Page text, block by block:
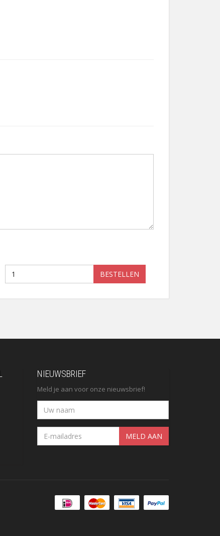
BESTELLEN
NIEUWSBRIEF
Meld je aan voor onze nieuwsbrief!
MELD AAN